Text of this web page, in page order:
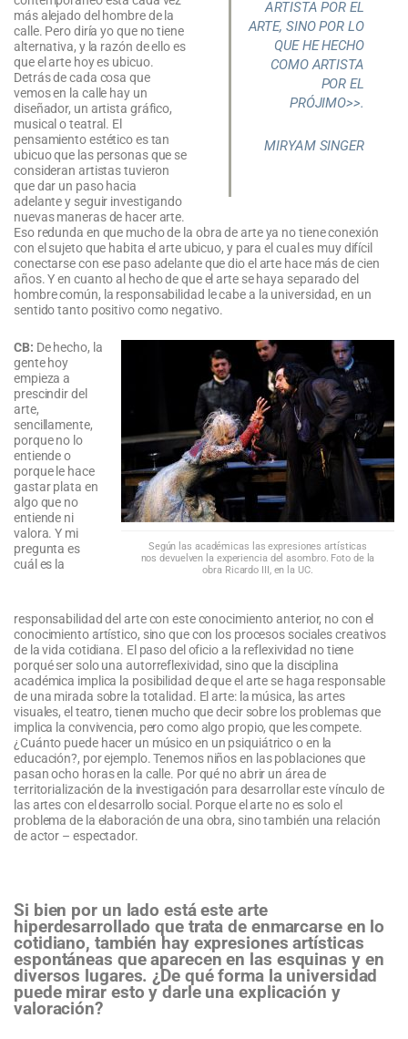
ARTISTA POR EL
ARTE, SINO POR LO
QUE HE HECHO
COMO ARTISTA
POR EL
PRÓJIMO>>.
MIRYAM SINGER
más alejado del hombre de la
calle. Pero diría yo que no tiene
alternativa, y la razón de ello es
que el arte hoy es ubicuo.
Detrás de cada cosa que
vemos en la calle hay un
diseñador, un artista gráfico,
musical o teatral. El
pensamiento estético es tan
ubicuo que las personas que se
consideran artistas tuvieron
que dar un paso hacia
adelante y seguir investigando
nuevas maneras de hacer arte.
Eso redunda en que mucho de la obra de arte ya no tiene conexión
con el sujeto que habita el arte ubicuo, y para el cual es muy difícil
conectarse con ese paso adelante que dio el arte hace más de cien
años. Y en cuanto al hecho de que el arte se haya separado del
hombre común, la responsabilidad le cabe a la universidad, en un
sentido tanto positivo como negativo.
Según las académicas las expresiones artísticas
nos devuelven la experiencia del asombro. Foto de la
obra Ricardo III, en la UC.
CB: De hecho, la
gente hoy
empieza a
prescindir del
arte,
sencillamente,
porque no lo
entiende o
porque le hace
gastar plata en
algo que no
entiende ni
valora. Y mi
pregunta es
cuál es la
responsabilidad del arte con este conocimiento anterior, no con el
conocimiento artístico, sino que con los procesos sociales creativos
de la vida cotidiana. El paso del oficio a la reflexividad no tiene
porqué ser solo una autorreflexividad, sino que la disciplina
académica implica la posibilidad de que el arte se haga responsable
de una mirada sobre la totalidad. El arte: la música, las artes
visuales, el teatro, tienen mucho que decir sobre los problemas que
implica la convivencia, pero como algo propio, que les compete.
¿Cuánto puede hacer un músico en un psiquiátrico o en la
educación?, por ejemplo. Tenemos niños en las poblaciones que
pasan ocho horas en la calle. Por qué no abrir un área de
territorialización de la investigación para desarrollar este vínculo de
las artes con el desarrollo social. Porque el arte no es solo el
problema de la elaboración de una obra, sino también una relación
de actor – espectador.
Si bien por un lado está este arte
hiperdesarrollado que trata de enmarcarse en lo
cotidiano, también hay expresiones artísticas
espontáneas que aparecen en las esquinas y en
diversos lugares. ¿De qué forma la universidad
puede mirar esto y darle una explicación y
valoración?